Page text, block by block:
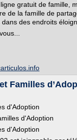
gratuit de famille,
de la famille de
des endroits
Familles
d'Adoption
d'Adoption
d'Adoption